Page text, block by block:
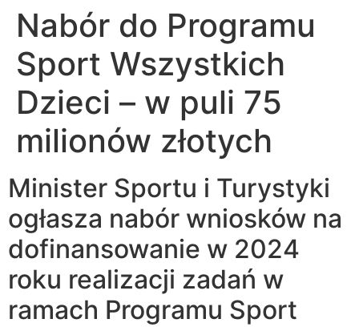
Nabór do Programu
Sport Wszystkich
Dzieci – w puli 75
milionów złotych
Minister Sportu i Turystyki
ogłasza nabór wniosków na
dofinansowanie w 2024
roku realizacji zadań w
ramach Programu Sport